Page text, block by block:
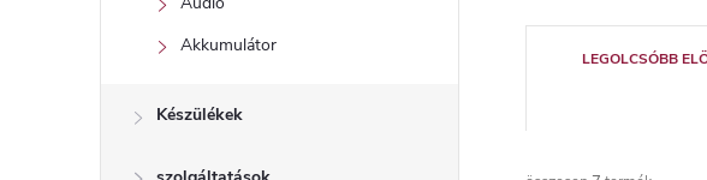
Akkumulátor
Készülékek
e
LEGOLCSÓBB